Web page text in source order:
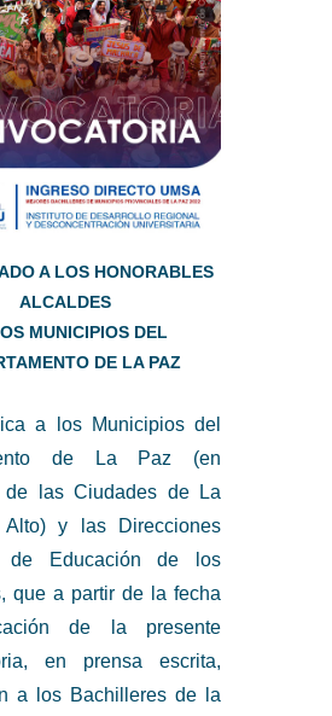
A LOS HONORABLES
ALCALDES
MUNICIPIOS DEL
DE LA PAZ
a los Municipios del
de La Paz (en
de las Ciudades de La
y las Direcciones
de Educación de los
que a partir de la fecha
de la presente
en prensa escrita,
a los Bachilleres de la